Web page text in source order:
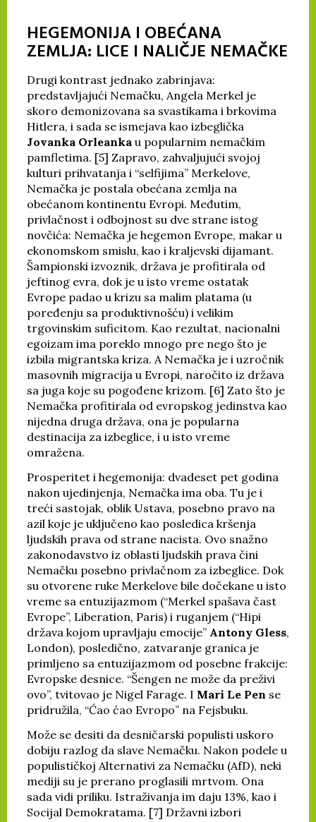
HEGEMONIJA I OBEĆANA
ZEMLJA: LICE I NALIČJE NEMAČKE
Drugi kontrast jednako zabrinjava:
predstavljajući Nemačku, Angela Merkel je
skoro demonizovana sa svastikama i brkovima
Hitlera, i sada se ismejava kao izbeglička
Jovanka Orleanka u popularnim nemačkim
pamfletima. [5] Zapravo, zahvaljujući svojoj
kulturi prihvatanja i “selfijima” Merkelove,
Nemačka je postala obećana zemlja na
obećanom kontinentu Evropi. Međutim,
privlačnost i odbojnost su dve strane istog
novčića: Nemačka je hegemon Evrope, makar u
ekonomskom smislu, kao i kraljevski dijamant.
Šampionski izvoznik, država je profitirala od
jeftinog evra, dok je u isto vreme ostatak
Evrope padao u krizu sa malim platama (u
poređenju sa produktivnošću) i velikim
trgovinskim suficitom. Kao rezultat, nacionalni
egoizam ima poreklo mnogo pre nego što je
izbila migrantska kriza. A Nemačka je i uzročnik
masovnih migracija u Evropi, naročito iz država
sa juga koje su pogođene krizom. [6] Zato što je
Nemačka profitirala od evropskog jedinstva kao
nijedna druga država, ona je popularna
destinacija za izbeglice, i u isto vreme
omražena.
Prosperitet i hegemonija: dvadeset pet godina
nakon ujedinjenja, Nemačka ima oba. Tu je i
treći sastojak, oblik Ustava, posebno pravo na
azil koje je uključeno kao posledica kršenja
ljudskih prava od strane nacista. Ovo snažno
zakonodavstvo iz oblasti ljudskih prava čini
Nemačku posebno privlačnom za izbeglice. Dok
su otvorene ruke Merkelove bile dočekane u isto
vreme sa entuzijazmom (“Merkel spašava čast
Evrope”, Liberation, Paris) i ruganjem (“Hipi
država kojom upravljaju emocije” Antony Gless,
London), posledično, zatvaranje granica je
primljeno sa entuzijazmom od posebne frakcije:
Evropske desnice. “Šengen ne može da preživi
ovo”, tvitovao je Nigel Farage. I Mari Le Pen se
pridružila, “Ćao ćao Evropo” na Fejsbuku.
Može se desiti da desničarski populisti uskoro
dobiju razlog da slave Nemačku. Nakon podele u
populističkoj Alternativi za Nemačku (AfD), neki
mediji su je prerano proglasili mrtvom. Ona
sada vidi priliku. Istraživanja im daju 13%, kao i
Socijal Demokratama. [7] Državni izbori